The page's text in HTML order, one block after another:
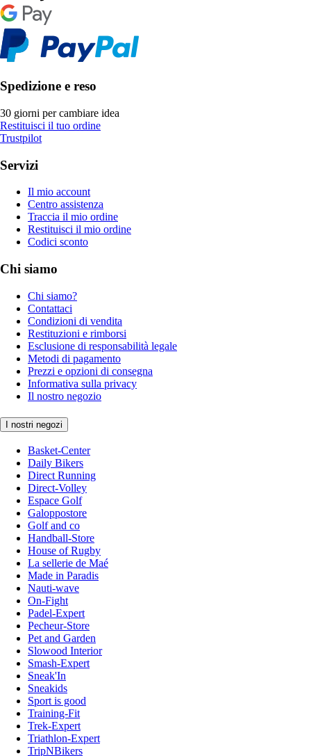
Spedizione e reso
30 giorni per cambiare idea
Restituisci il tuo ordine
Trustpilot
Servizi
Il mio account
Centro assistenza
Traccia il mio ordine
Restituisci il mio ordine
Codici sconto
Chi siamo
Chi siamo?
Contattaci
Condizioni di vendita
Restituzioni e rimborsi
Esclusione di responsabilità legale
Metodi di pagamento
Prezzi e opzioni di consegna
Informativa sulla privacy
Il nostro negozio
I nostri negozi
Basket-Center
Daily Bikers
Direct Running
Direct-Volley
Espace Golf
Galoppostore
Golf and co
Handball-Store
House of Rugby
La sellerie de Maé
Made in Paradis
Nauti-wave
On-Fight
Padel-Expert
Pecheur-Store
Pet and Garden
Slowood Interior
Smash-Expert
Sneak'In
Sneakids
Sport is good
Training-Fit
Trek-Expert
Triathlon-Expert
TripNBikers